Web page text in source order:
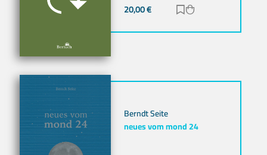
20,00€ Zur Merkliste
Berndt Seite
neues vom mond 24